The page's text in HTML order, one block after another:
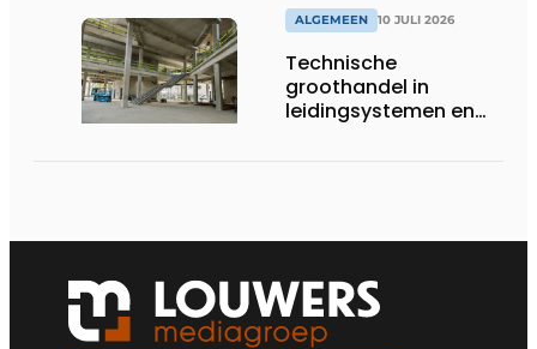
ALGEMEEN 10 JULI 2026
Technische
groothandel in
leidingsystemen en